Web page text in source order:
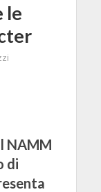
le
NAMM
di